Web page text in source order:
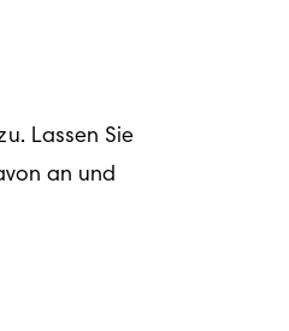
Lassen Sie
an und